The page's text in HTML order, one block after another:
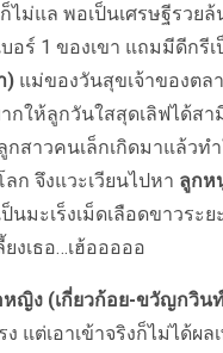
ม่แล พอเป็นเศรษฐีรวย
อร์ 1 ของเขา แถมมีดีกรี
) แม่ของวันสุขเจ้าของตล
กให้ลูกวันใสสุดเลิฟได้สา
กสาวคนเล็กเกิดมาแล้ว
ก จึงแวะเวียนไปหา ลูกห
มะเร็งเม็ดเลือดขาวระ
งเธอ…เฮ้อออออ
ญิง (เกี่ยวก้อย-ขวัญกวินท์
แต่เอาเข้าจริงก็ไม่ได้ผ